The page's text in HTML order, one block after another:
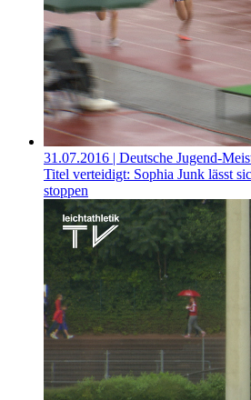
31.07.2016 | Deutsche Jugend-
Titel verteidigt: Sophia Junk lässt
stoppen